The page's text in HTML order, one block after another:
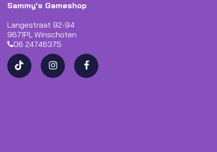
Sammy's Gameshop
Langestraat 92-94
9671PL Winschoten
06 24746375